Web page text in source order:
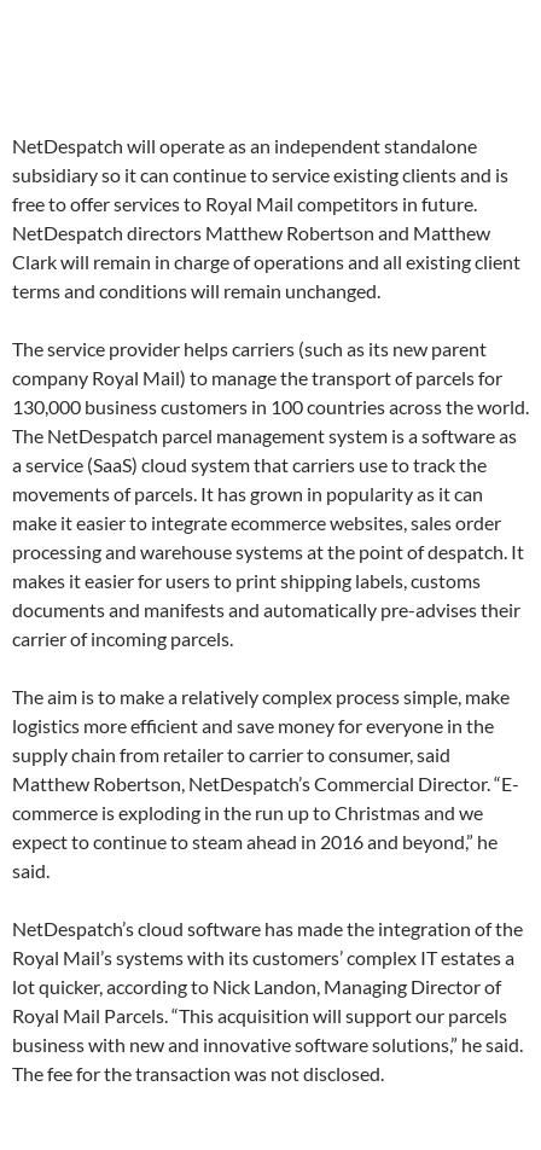
NetDespatch will operate as an independent standalone
subsidiary so it can continue to service existing clients and is
free to offer services to Royal Mail competitors in future.
NetDespatch directors Matthew Robertson and Matthew
Clark will remain in charge of operations and all existing client
terms and conditions will remain unchanged.
The service provider helps carriers (such as its new parent
company Royal Mail) to manage the transport of parcels for
130,000 business customers in 100 countries across the world.
The NetDespatch parcel management system is a software as
a service (SaaS) cloud system that carriers use to track the
movements of parcels. It has grown in popularity as it can
make it easier to integrate ecommerce websites, sales order
processing and warehouse systems at the point of despatch. It
makes it easier for users to print shipping labels, customs
documents and manifests and automatically pre-advises their
carrier of incoming parcels.
The aim is to make a relatively complex process simple, make
logistics more efficient and save money for everyone in the
supply chain from retailer to carrier to consumer, said
Matthew Robertson, NetDespatch’s Commercial Director. “E-
commerce is exploding in the run up to Christmas and we
expect to continue to steam ahead in 2016 and beyond,” he
said.
NetDespatch’s cloud software has made the integration of the
Royal Mail’s systems with its customers’ complex IT estates a
lot quicker, according to Nick Landon, Managing Director of
Royal Mail Parcels. “This acquisition will support our parcels
business with new and innovative software solutions,” he said.
The fee for the transaction was not disclosed.